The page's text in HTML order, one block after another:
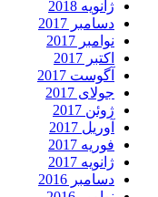
ژانویه 2018
دسامبر 2017
نوامبر 2017
اکتبر 2017
آگوست 2017
جولای 2017
ژوئن 2017
آوریل 2017
فوریه 2017
ژانویه 2017
دسامبر 2016